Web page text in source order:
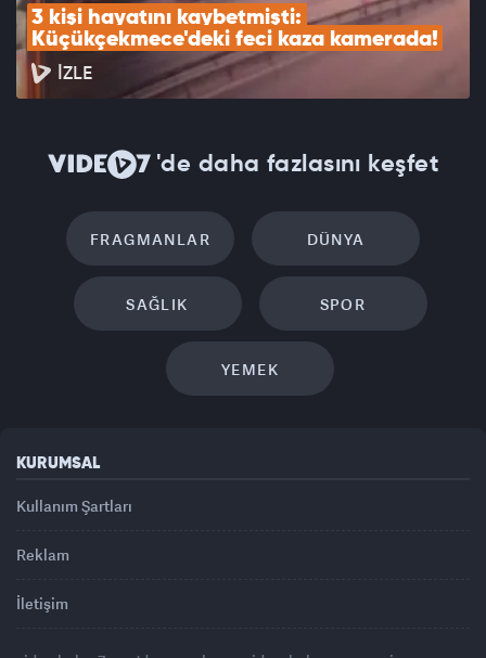
3 kişi hayatını kaybetmişti:
Küçükçekmece'deki feci kaza kamerada!
İZLE
'de daha fazlasını keşfet
FRAGMANLAR DÜNYA
SAĞLIK SPOR
YEMEK
KURUMSAL
Kullanım Şartları
Reklam
İletişim